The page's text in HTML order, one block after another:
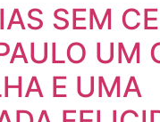
SEM
UM
E UMA